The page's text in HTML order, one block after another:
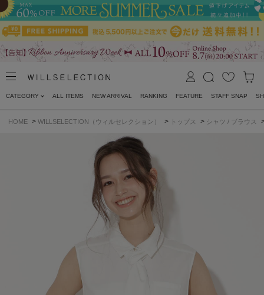
CATEGORY ALL ITEMS NEW ARRIVAL RANKING FEATURE STAFF SNAP
HOME > WILLSELECTION（ウィルセレクション） > トップス > シャツ / ブラウス